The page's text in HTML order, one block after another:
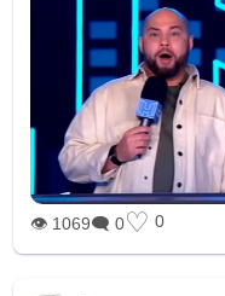
👁 1069🗨 0♡ 0